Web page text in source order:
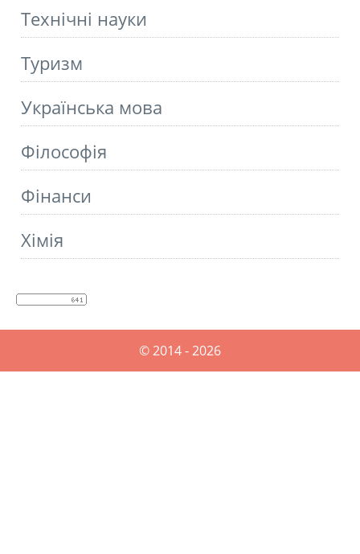
Технічні науки
Туризм
Українська мова
Філософія
Фінанси
Хімія
© 2014 - 2026